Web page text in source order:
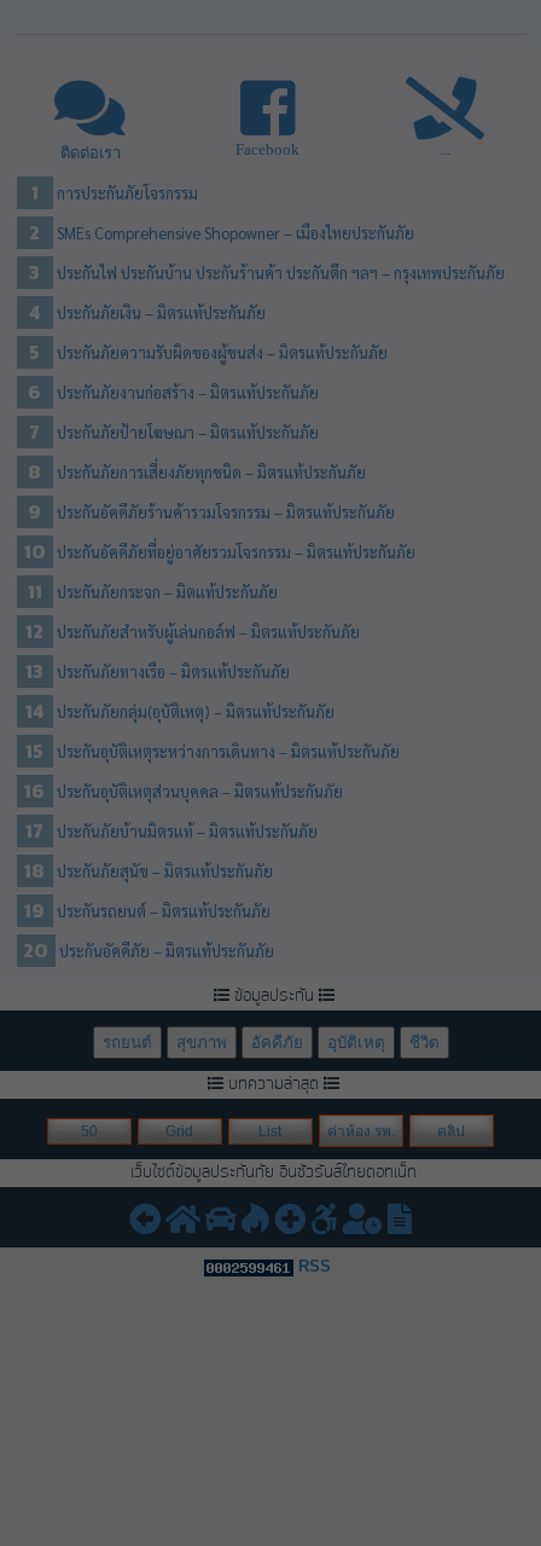
ติดต่อเรา Facebook ...
การประกันภัยโจรกรรม
SMEs Comprehensive Shopowner – เมืองไทยประกันภัย
ประกันไฟ ประกันบ้าน ประกันร้านค้า ประกันตึก ฯลฯ – กรุงเทพประกันภัย
ประกันภัยเงิน – มิตรแท้ประกันภัย
ประกันภัยความรับผิดของผู้ขนส่ง – มิตรแท้ประกันภัย
ประกันภัยงานก่อสร้าง – มิตรแท้ประกันภัย
ประกันภัยป้ายโฆษณา – มิตรแท้ประกันภัย
ประกันภัยการเสี่ยงภัยทุกชนิด – มิตรแท้ประกันภัย
ประกันอัคคีภัยร้านค้ารวมโจรกรรม – มิตรแท้ประกันภัย
ประกันอัคคีภัยที่อยู่อาศัยรวมโจรกรรม – มิตรแท้ประกันภัย
ประกันภัยกระจก – มิตแท้ประกันภัย
ประกันภัยสำหรับผู้เล่นกอล์ฟ – มิตรแท้ประกันภัย
ประกันภัยทางเรือ – มิตรแท้ประกันภัย
ประกันภัยกลุ่ม(อุบัติเหตุ) – มิตรแท้ประกันภัย
ประกันอุบัติเหตุระหว่างการเดินทาง – มิตรแท้ประกันภัย
ประกันอุบัติเหตุส่วนบุคคล – มิตรแท้ประกันภัย
ประกันภัยบ้านมิตรแท้ – มิตรแท้ประกันภัย
ประกันภัยสุนัข – มิตรแท้ประกันภัย
ประกันรถยนต์ – มิตรแท้ประกันภัย
ประกันอัคคีภัย – มิตรแท้ประกันภัย
ข้อมูลประกัน
รถยนต์ สุขภาพ อัคคีภัย อุบัติเหตุ ชีวิต
บทความล่าสุด
50 Grid List ค่าห้อง รพ. คลิป
เว็บไซต์ข้อมูลประกันภัย อินชัวรันส์ไทยดอทเน็ท
RSS